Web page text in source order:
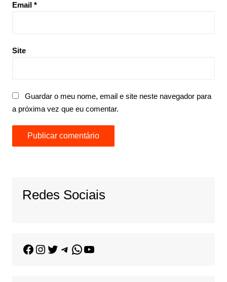
Email *
Site
Guardar o meu nome, email e site neste navegador para
a próxima vez que eu comentar.
Redes Sociais